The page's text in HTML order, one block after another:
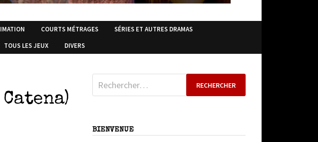
COURTS MÉTRAGES
SÉRIES ET AUTRES DRAMAS
TOUS LES JEUX DIVERS
Catena)
Rechercher :
BIENVENUE